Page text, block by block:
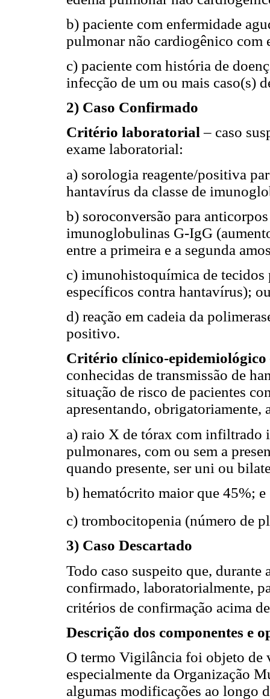
b) paciente com enfermidade
pulmonar não cardiogênico com
c) paciente com história de
infecção de um ou mais caso(s)
2) Caso Confirmado
Critério laboratorial– caso
exame laboratorial:
a) sorologia reagente/positiva
hantavírus da classe de
b) soroconversão para
imunoglobulinas G-IgG
entre a primeira e a segunda
c) imunohistoquímica de
específicos contra hantavírus);
d) reação em cadeia da
positivo.
Critério clínico-epidemiológico
conhecidas de transmissão de
situação de risco de pacientes
apresentando, obrigatoriamente,
a) raio X de tórax com infiltrado
pulmonares, com ou sem a
quando presente, ser uni ou
b) hematócrito maior que 45%; e
c) trombocitopenia (número de
3) Caso Descartado
Todo caso suspeito que,
confirmado, laboratorialmente,
critérios de confirmação acima
Descrição dos componentes e
O termo Vigilância foi objeto de
especialmente da Organização
algumas modificações ao longo